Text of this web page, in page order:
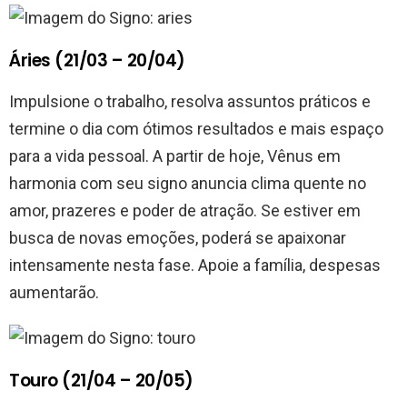
Áries (21/03 – 20/04)
Impulsione o trabalho, resolva assuntos práticos e
termine o dia com ótimos resultados e mais espaço
para a vida pessoal. A partir de hoje, Vênus em
harmonia com seu signo anuncia clima quente no
amor, prazeres e poder de atração. Se estiver em
busca de novas emoções, poderá se apaixonar
intensamente nesta fase. Apoie a família, despesas
aumentarão.
Touro (21/04 – 20/05)